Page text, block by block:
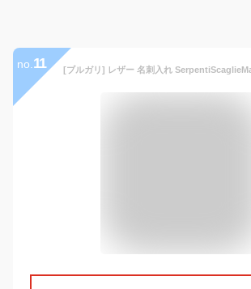
no. 11